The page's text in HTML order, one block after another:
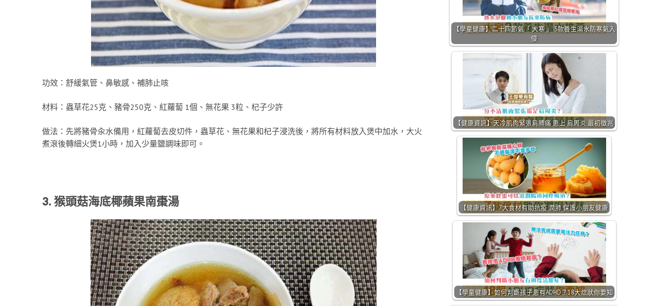
功效：舒緩氣管、鼻敏感、補肺止咳
材料：蟲草花25克、豬骨250克、紅蘿蔔 1個、無花果 3粒、杞子少許
做法：先將豬骨汆水備用，紅蘿蔔去皮切件，蟲草花、無花果和杞子浸洗後，將所有材料放入煲中加水，大火
煮滾後轉細火煲1小時，加入少量鹽調味即可。
3. 猴頭菇海底椰蘋果南棗湯
【學童健康】二十四節氣「 大寒 」 3款養生湯水防寒氣入
侵
【健康資訊】天冷肌肉緊張肩膊痛 患上 肩周炎 最初徵兆
【健康資訊】7大食材有助抗疫 潤肺 保護小朋友健康
【學童健康】如何判斷孩子患有ADHD？18大症狀你要知